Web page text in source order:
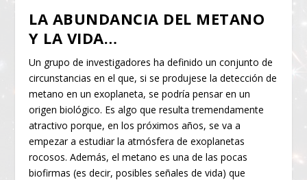
LA ABUNDANCIA DEL METANO
Y LA VIDA…
Un grupo de investigadores ha definido un conjunto de
circunstancias en el que, si se produjese la detección de
metano en un exoplaneta, se podría pensar en un
origen biológico. Es algo que resulta tremendamente
atractivo porque, en los próximos años, se va a
empezar a estudiar la atmósfera de exoplanetas
rocosos. Además, el metano es una de las pocas
biofirmas (es decir, posibles señales de vida) que